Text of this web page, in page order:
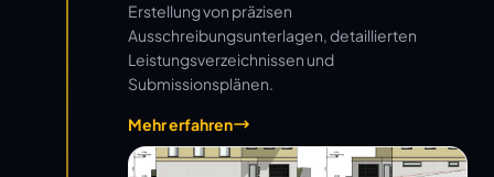
Erstellung von präzisen
Ausschreibungsunterlagen, detaillierten
Leistungsverzeichnissen und
Submissionsplänen.
Mehr erfahren